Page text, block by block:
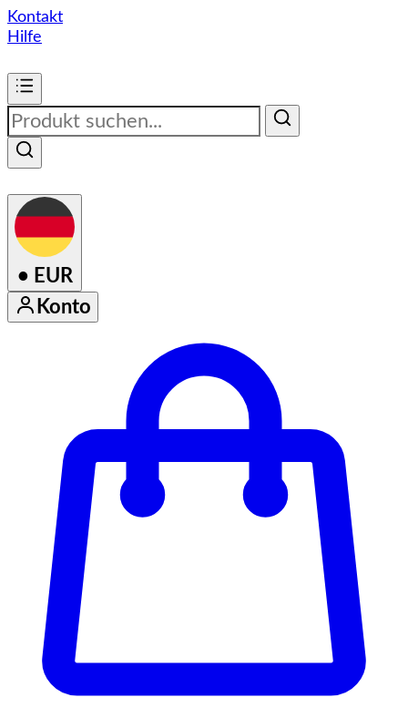
Kontakt
Hilfe
• EUR
Konto